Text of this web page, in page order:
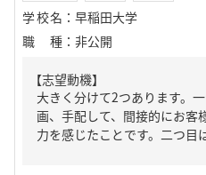
学校名 ： 早稲田大学
職種 ： 非公開
【志望動機】
大きく分けて2つあります。
画、手配して、間接的にお客
力を感じたことです。二つ目